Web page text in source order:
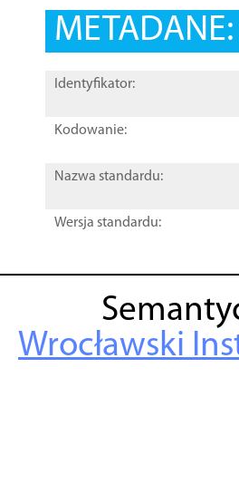
METADANE:
Identyfikator:
Kodowanie:
Nazwa standardu:
Wersja standardu:
Wrocławski